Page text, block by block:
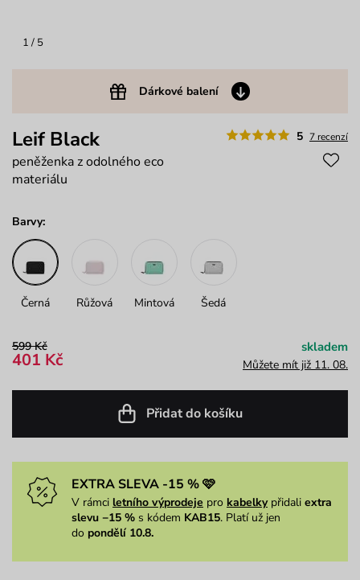
1 / 5
Dárkové balení
5 7 recenzí
Leif Black
peněženka z odolného eco
materiálu
Barvy:
Černá Růžová Mintová Šedá
599 Kč
401 Kč
skladem
Můžete mít již 11. 08.
Přidat do košíku
EXTRA SLEVA -15 % 🩷
V rámci letního výprodeje pro kabelkypřidali extra
slevu −15 % s kódem KAB15. Platí už jen
do pondělí 10.8.